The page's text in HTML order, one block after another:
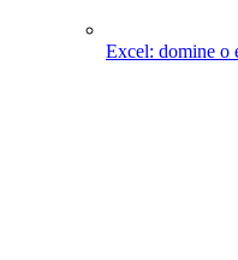
Excel: domine o